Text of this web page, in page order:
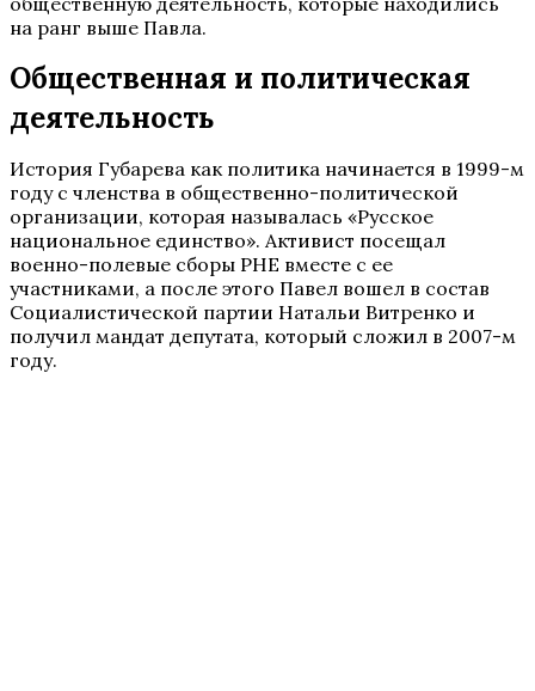
на ранг выше Павла.
Общественная и политическая
деятельность
История Губарева как политика начинается в 1999-м
году с членства в общественно-политической
организации, которая называлась «Русское
национальное единство». Активист посещал
военно-полевые сборы РНЕ вместе с ее
участниками, а после этого Павел вошел в состав
Социалистической партии Натальи Витренко и
получил мандат депутата, который сложил в 2007-м
году.